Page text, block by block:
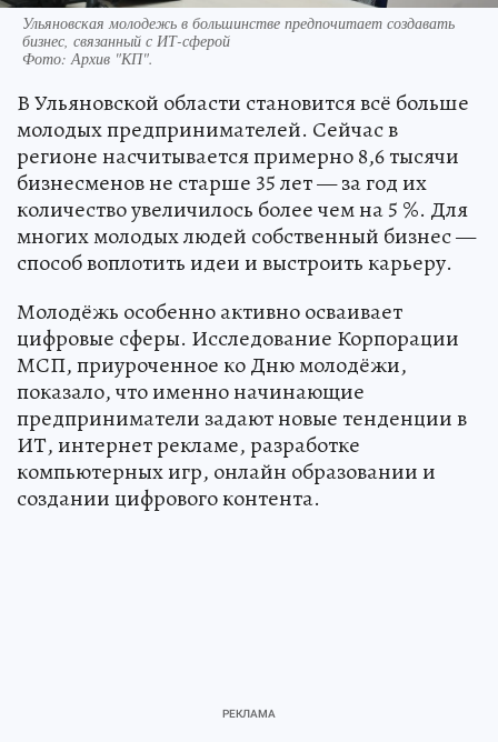
Ульяновская молодежь в большинстве предпочитает создавать
бизнес, связанный с ИТ-сферой
Фото: Архив "КП".
В Ульяновской области становится всё больше
молодых предпринимателей. Сейчас в
регионе насчитывается примерно 8,6 тысячи
бизнесменов не старше 35 лет — за год их
количество увеличилось более чем на 5 %. Для
многих молодых людей собственный бизнес —
способ воплотить идеи и выстроить карьеру.
Молодёжь особенно активно осваивает
цифровые сферы. Исследование Корпорации
МСП, приуроченное ко Дню молодёжи,
показало, что именно начинающие
предприниматели задают новые тенденции в
ИТ, интернет рекламе, разработке
компьютерных игр, онлайн образовании и
создании цифрового контента.